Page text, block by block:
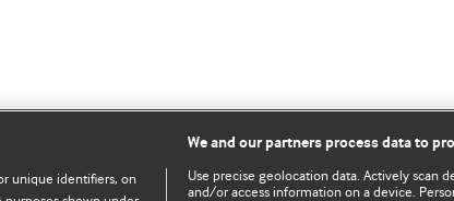
unique identifiers, on
We and our partners process data to
Use precise geolocation data. Actively scan
and/or access information on a device.